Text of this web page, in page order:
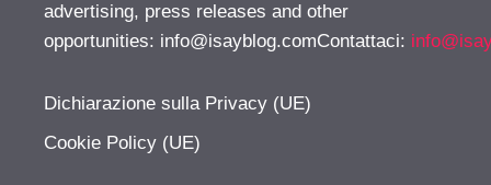
advertising, press releases and other
opportunities: info@isayblog.comContattaci:
Dichiarazione sulla Privacy (UE)
Cookie Policy (UE)